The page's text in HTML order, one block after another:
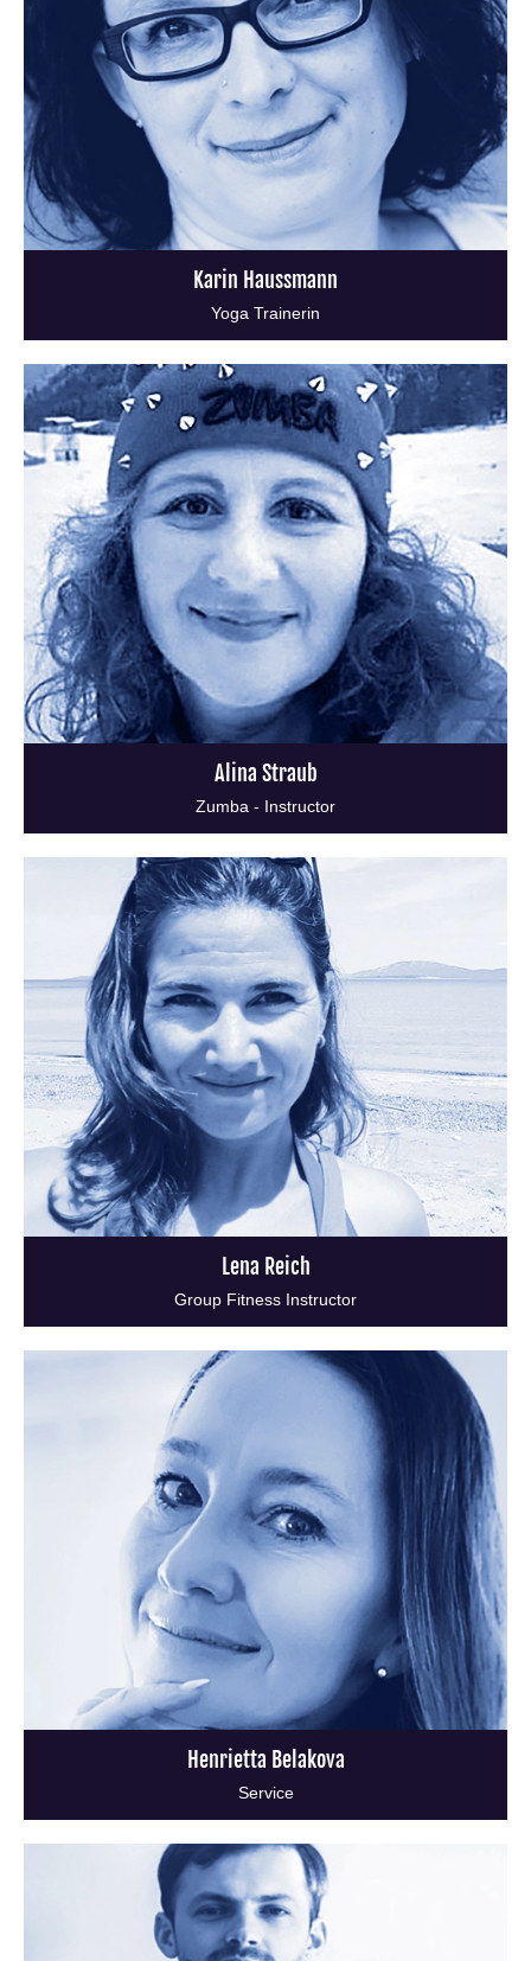
Karin Haussmann
Yoga Trainerin
Alina Straub
Zumba - Instructor
Lena Reich
Group Fitness Instructor
Henrietta Belakova
Service